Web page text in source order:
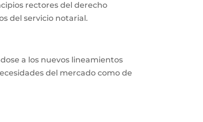
rectores del derecho
del servicio notarial.
a los nuevos lineamientos
del mercado como de